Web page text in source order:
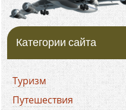
Категории сайта
Туризм
Путешествия